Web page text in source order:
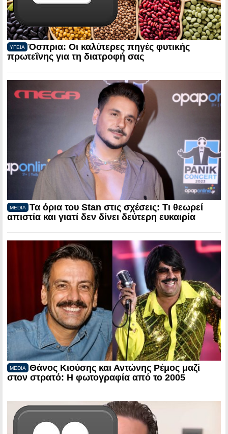
ΥΓΕΙΑ
Όσπρια: Οι καλύτερες πηγές φυτικής
πρωτεΐνης για τη διατροφή σας
MEDIA
Τα όρια του Stan στις σχέσεις: Τι θεωρεί
απιστία και γιατί δεν δίνει δεύτερη ευκαιρία
MEDIA
Θάνος Κιούσης και Αντώνης Ρέμος μαζί
στον στρατό: Η φωτογραφία από το 2005